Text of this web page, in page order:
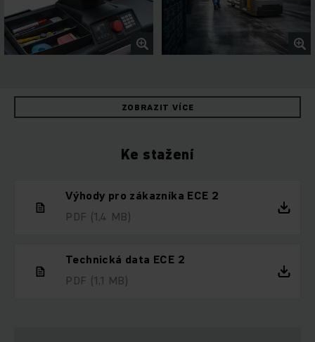
ZOBRAZIT VÍCE
Ke stažení
Výhody pro zákazníka ECE 2
PDF (1,4 MB)
Technická data ECE 2
PDF (1,1 MB)